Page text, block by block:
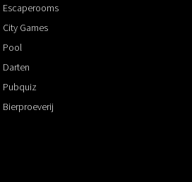
Escaperooms
City Games
Pool
Darten
Pubquiz
Bierproeverij